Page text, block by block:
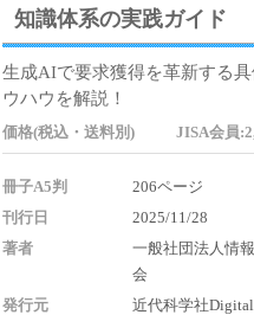
知識体系の実践ガイド
生成AIで要求獲得を革新する具
ウハウを解説！
価格(税込・送料別) JISA会員
冊子A5判
206ページ
刊行日
2025/11/28
著者
一般社団法人情
会
発行元
近代科学社Digital